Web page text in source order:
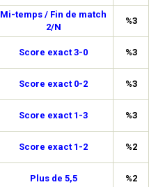
Mi-temps / Fin de match
2/N
%3
Score exact 3-0 %3
Score exact 0-2 %3
Score exact 1-3 %3
Score exact 1-2 %2
Plus de 5,5 %2